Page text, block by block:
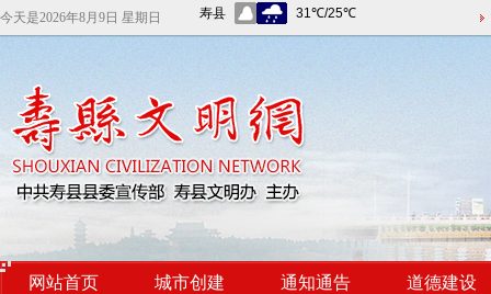
今天是2026年8月9日 星期日
网站首页 城市创建 通知通告 道德建设